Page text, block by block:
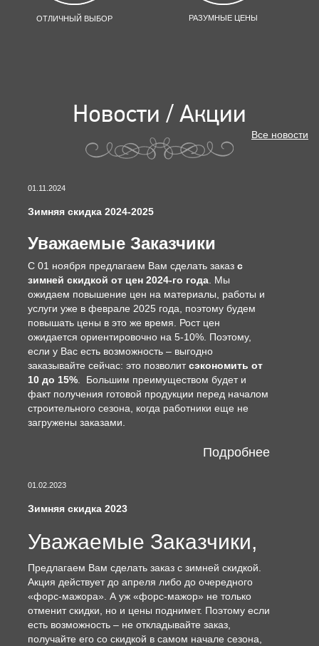
ОТЛИЧНЫЙ ВЫБОР РАЗУМНЫЕ ЦЕНЫ
Новости / Акции
Все новости
01.11.2024
Зимняя скидка 2024-2025
Уважаемые Заказчики
С 01 ноября предлагаем Вам сделать заказ с
зимней скидкой от цен 2024-го года . Мы
ожидаем повышение цен на материалы, работы и
услуги уже в феврале 2025 года, поэтому будем
повышать цены в это же время. Рост цен
ожидается ориентировочно на 5-10%. Поэтому,
если у Вас есть возможность – выгодно
заказывайте сейчас: это позволитсэкономить от
10 до 15% . Большим преимуществом будет и
факт получения готовой продукции перед началом
строительного сезона, когда работники еще не
загружены заказами.
Подробнее
01.02.2023
Зимняя скидка 2023
Уважаемые Заказчики,
Предлагаем Вам сделать заказ с зимней скидкой.
Акция действует до апреля либо до очередного
«форс-мажора». А уж «форс-мажор» не только
отменит скидки, но и цены поднимет. Поэтому если
есть возможность – не откладывайте заказ,
получайте его со скидкой в самом начале сезона,